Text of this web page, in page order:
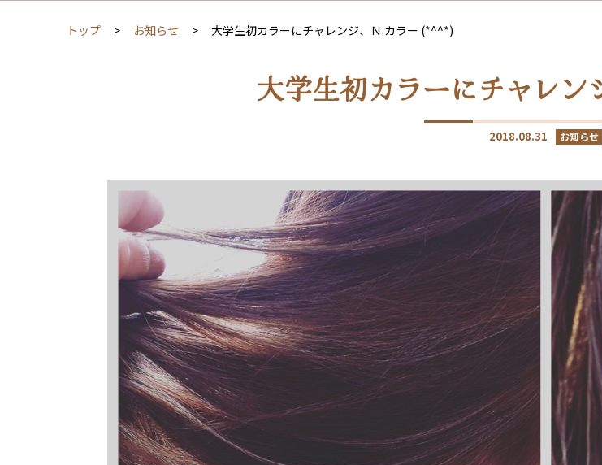
トップ お知らせ 大学生初カラーにチャレンジ、Ｎ.カラー (*^^*)
大学生初カラーにチャレン
2018.08.31 お知らせ